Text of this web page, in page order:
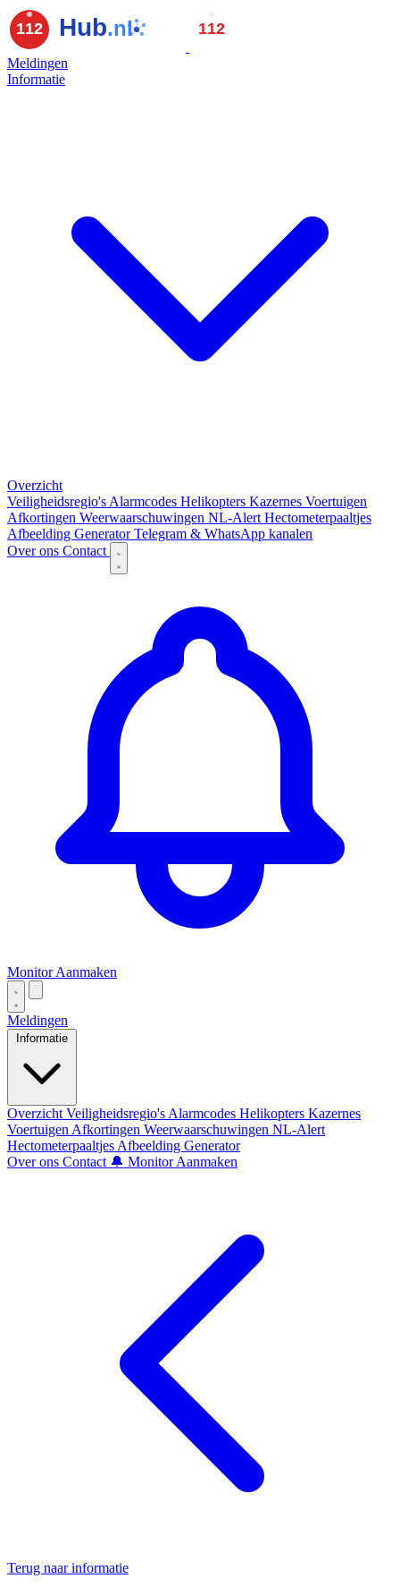
Meldingen
Informatie
Overzicht
Veiligheidsregio's Alarmcodes Helikopters Kazernes Voertuigen
Afkortingen Weerwaarschuwingen NL-Alert Hectometerpaaltjes
Afbeelding GeneratorTelegram & WhatsApp kanalen
Over ons Contact
Monitor Aanmaken
Meldingen
Informatie
Overzicht Veiligheidsregio's Alarmcodes Helikopters Kazernes
Voertuigen Afkortingen Weerwaarschuwingen NL-Alert
Hectometerpaaltjes Afbeelding Generator
Over ons Contact 🔔 Monitor Aanmaken
Terug naar informatie